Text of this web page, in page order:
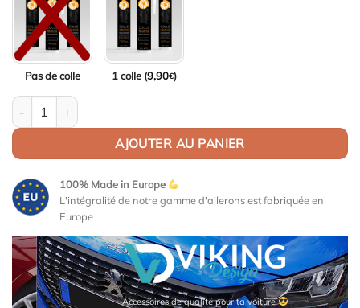
Pas de colle 1 colle (9,90€)
quantité de Aileron Col de cygne V2 pour BMW Série 4 G22 /
AJOUTER AU PANIER
100% Made in Europe
L'intégralité de notre gamme d'ailerons est fabriquée en
Europe
Accessoires de qualité pour ta voiture